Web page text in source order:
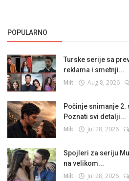
POPULARNO
Turske serije sa
reklama i smetnji...
Milt Aug 8, 2026
Počinje snimanje
Poznati svi detalji...
Milt Jul 28, 2026
Spojleri za seriju
na velikom...
Milt Jul 28, 2026